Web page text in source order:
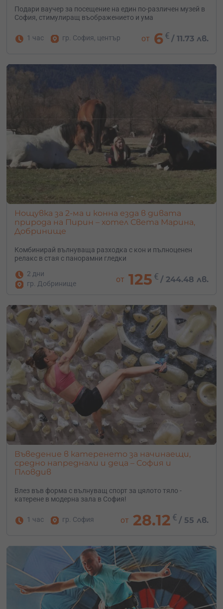
Подари ваучер за посещение на един по-различен музей в
София, стимулиращ въображението и ума
1 час гр. София, център от 6€ /11.73 лв.
Нощувка за 2-ма и конна езда в дивата
природа на Пирин – хотел Света Марина,
Добринище
Комбинирай вълнуваща разходка с кон и пълноценен
релакс в стая с панорамни гледки
2 дни
гр. Добринище
от 125 € /244.48 лв.
Въведение в катеренето за начинаещи,
средно напреднали и деца – София и
Пловдив
Влез във форма с вълнуващ спорт за цялото тяло -
катерене в модерна зала в София!
1 час гр. София от 28.12 € / 55 лв.